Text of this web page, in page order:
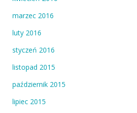
marzec 2016
luty 2016
styczeń 2016
listopad 2015
październik 2015
lipiec 2015